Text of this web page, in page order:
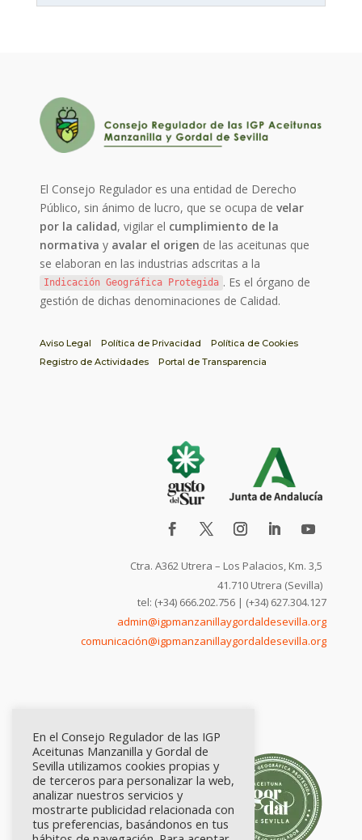
El Consejo Regulador es una entidad de Derecho
Público, sin ánimo de lucro, que se ocupa develar
por la calidad, vigilar el cumplimiento de la
normativa y avalar el origen de las aceitunas que
se elaboran en las industrias adscritas a la
Indicación Geográfica Protegida . Es el órgano de
gestión de dichas denominaciones de Calidad.
Aviso Legal Política de Privacidad
Política de Cookies
Registro de Actividades
Portal de Transparencia
Ctra. A362 Utrera – Los Palacios, Km. 3,5
41.710 Utrera (Sevilla)
tel: (+34) 666.202.756 | (+34) 627.304.127
admin@igpmanzanillaygordaldesevilla.org
comunicación@igpmanzanillaygordaldesevilla.org
En el Consejo Regulador de las IGP
Aceitunas Manzanilla y Gordal de
Sevilla utilizamos cookies propias y
de terceros para personalizar la web,
analizar nuestros servicios y
mostrarte publicidad relacionada con
tus preferencias, basándonos en tus